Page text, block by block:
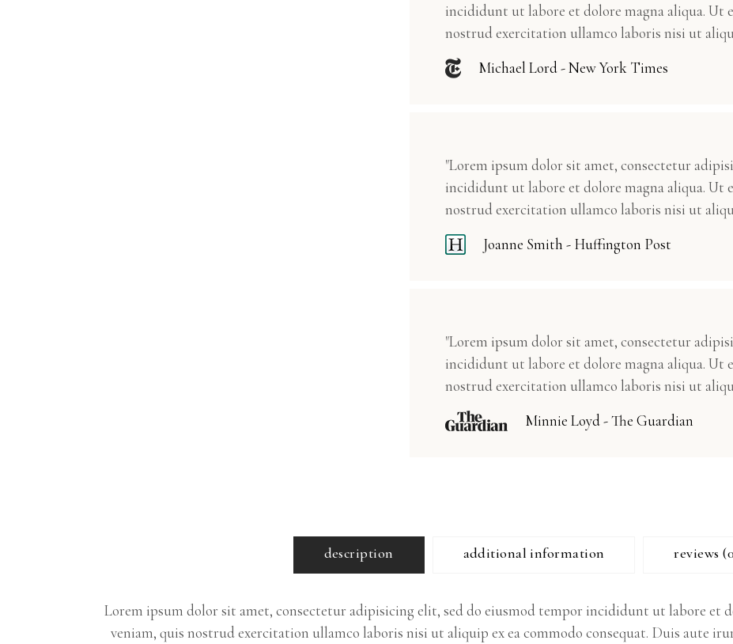
incididunt ut labore et dolore magna aliqua. Ut
nostrud exercitation ullamco laboris nisi ut
Michael Lord - New York Times
"Lorem ipsum dolor sit amet, consectetur
incididunt ut labore et dolore magna aliqua. Ut
nostrud exercitation ullamco laboris nisi ut
Joanne Smith - Huffington Post
"Lorem ipsum dolor sit amet, consectetur
incididunt ut labore et dolore magna aliqua. Ut
nostrud exercitation ullamco laboris nisi ut
Minnie Loyd - The Guardian
description additional information reviews
Lorem ipsum dolor sit amet, consectetur adipisicing elit, sed do eiusmod tempor incididunt ut labore et
veniam, quis nostrud exercitation ullamco laboris nisi ut aliquip ex ea commodo consequat. Duis aute